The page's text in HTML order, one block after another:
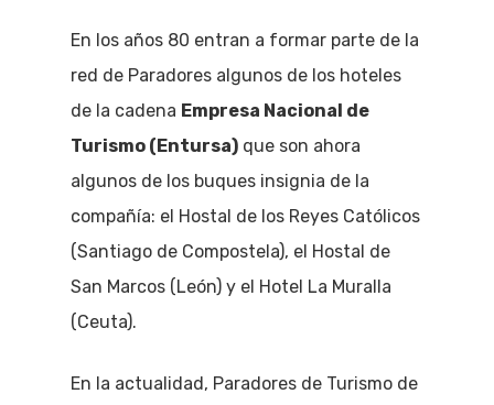
En los años 80 entran a formar parte de la
red de Paradores algunos de los hoteles
de la cadena Empresa Nacional de
Turismo (Entursa) que son ahora
algunos de los buques insignia de la
compañía: el Hostal de los Reyes Católicos
(Santiago de Compostela), el Hostal de
San Marcos (León) y el Hotel La Muralla
(Ceuta).
En la actualidad, Paradores de Turismo de